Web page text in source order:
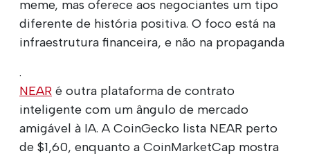
meme, mas oferece aos negociantes um tipo
diferente de história positiva. O foco está na
infraestrutura financeira, e não na propaganda
.
NEAR é outra plataforma de contrato
inteligente com um ângulo de mercado
amigável à IA. A CoinGecko lista NEAR perto
de $1,60, enquanto a CoinMarketCap mostra